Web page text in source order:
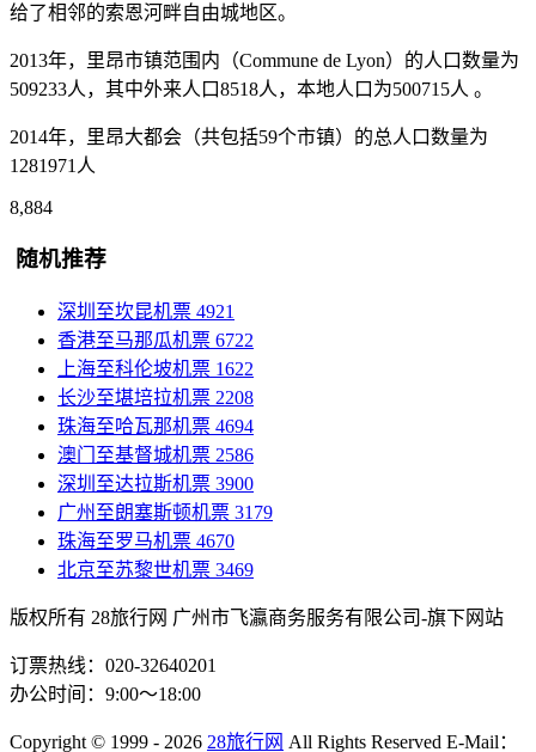
给了相邻的索恩河畔自由城地区。
2013年，里昂市镇范围内（Commune de Lyon）的人口数量为
509233人，其中外来人口8518人，本地人口为500715人 。
2014年，里昂大都会（共包括59个市镇）的总人口数量为
1281971人
8,884
随机推荐
深圳至坎昆机票 4921
香港至马那瓜机票 6722
上海至科伦坡机票 1622
长沙至堪培拉机票 2208
珠海至哈瓦那机票 4694
澳门至基督城机票 2586
深圳至达拉斯机票 3900
广州至朗塞斯顿机票 3179
珠海至罗马机票 4670
北京至苏黎世机票 3469
版权所有 28旅行网 广州市飞瀛商务服务有限公司-旗下网站
订票热线：020-32640201
办公时间：9:00～18:00
Copyright © 1999 - 2026 28旅行网 All Rights Reserved E-Mail：